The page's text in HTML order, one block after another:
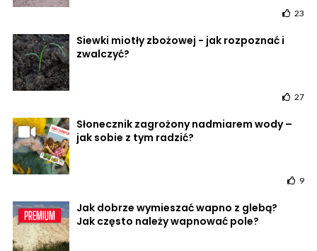
23
Siewki miotły zbożowej - jak rozpoznać i
zwalczyć?
27
Słonecznik zagrożony nadmiarem wody –
jak sobie z tym radzić?
9
Jak dobrze wymieszać wapno z glebą?
Jak często należy wapnować pole?